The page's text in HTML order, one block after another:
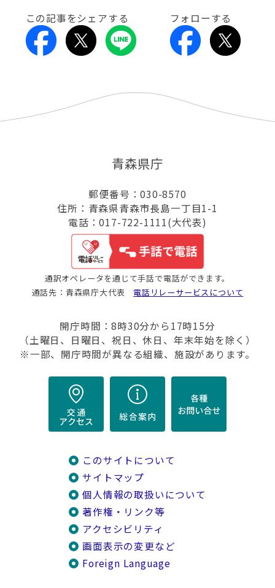
この記事をシェアする フォローする
青森県庁
郵便番号：030-8570
住所：青森県青森市長島一丁目1-1
電話：017-722-1111(大代表)
通訳オペレータを通じて手話で電話ができます。
通話先：青森県庁大代表 電話リレーサービスについて
開庁時間：8時30分から17時15分
（土曜日、日曜日、祝日、休日、年末年始を除く）
※一部、開庁時間が異なる組織、施設があります。
このサイトについて
サイトマップ
個人情報の取扱いについて
著作権・リンク等
アクセシビリティ
画面表示の変更など
Foreign Language